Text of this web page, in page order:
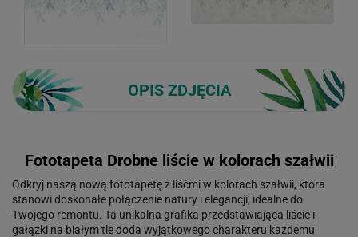
OPIS ZDJĘCIA
Fototapeta Drobne liście w kolorach szałwii
Odkryj naszą nową fototapetę z liśćmi w kolorach szałwii, która
stanowi doskonałe połączenie natury i elegancji, idealne do
Twojego remontu. Ta unikalna grafika przedstawiająca liście i
gałązki na białym tle doda wyjątkowego charakteru każdemu